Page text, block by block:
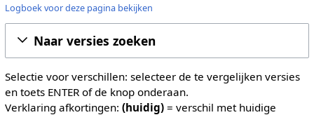
Logboek voor deze pagina bekijken
Naar versies zoeken
Selectie voor verschillen: selecteer de te vergelijken versies
en toets ENTER of de knop onderaan.
Verklaring afkortingen: (huidig)= verschil met huidige